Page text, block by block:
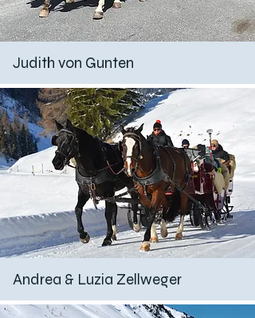
Judith von Gunten
Andrea & Luzia Zellweger